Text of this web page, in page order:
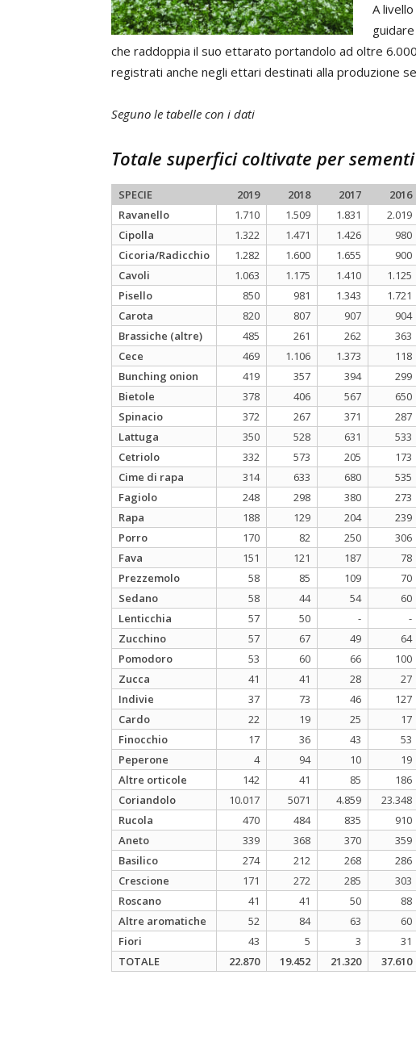
A
che raddoppia il suo ettarato portandolo ad oltre
registrati anche negli ettari destinati alla produzione
Seguno le tabelle con i dati
Totale superfici coltivate per
SPECIE 2019 2018 2017 2016
Ravanello
1.710 1.509 1.831 2.019
Cipolla
1.322 1.471 1.426 980
Cicoria/Radicchio
1.282 1.600 1.655 900
Cavoli
1.063 1.175 1.410 1.125
Pisello
850 981 1.343 1.721
Carota
820 807 907 904
Brassiche (altre)
485 261 262 363
Cece
469 1.106 1.373 118
Bunching onion
419 357 394 299
Bietole
378 406 567 650
Spinacio
372 267 371 287
Lattuga
350 528 631 533
Cetriolo
332 573 205 173
Cime di rapa
314 633 680 535
Fagiolo
248 298 380 273
Rapa
188 129 204 239
Porro
170 82 250 306
Fava
151 121 187 78
Prezzemolo
58 85 109 70
Sedano
58 44 54 60
Lenticchia
57 50 - -
Zucchino
57 67 49 64
Pomodoro
53 60 66 100
Zucca
41 41 28 27
Indivie
37 73 46 127
Cardo
22 19 25 17
Finocchio
17 36 43 53
Peperone
4 94 10 19
Altre orticole
142 41 85 186
Coriandolo
10.017 5071 4.859 23.348
Rucola
470 484 835 910
Aneto
339 368 370 359
Basilico
274 212 268 286
Crescione
171 272 285 303
Roscano
41 41 50 88
Altre aromatiche
52 84 63 60
Fiori
43 5 3 31
TOTALE
22.870 19.452 21.320 37.610